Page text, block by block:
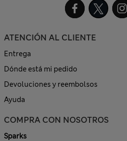
ATENCIÓN AL CLIENTE
Entrega
Dónde está mi pedido
Devoluciones y reembolsos
Ayuda
COMPRA CON NOSOTROS
Sparks